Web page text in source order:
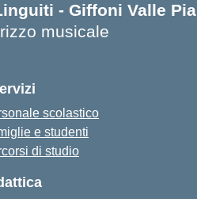
- Giffoni Valle
musicale
scolastico
e studenti
di studio